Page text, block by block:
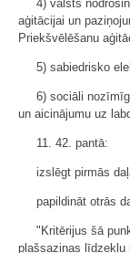
4) valsts
aģitācijai un
Priekšvēlēšanu
5) sabiedrisko
6) sociāli
un aicinājumu uz
11. 42. pantā:
izslēgt pirmās
papildināt otrās
"Kritērijus šā
plašsaziņas līdzekļu